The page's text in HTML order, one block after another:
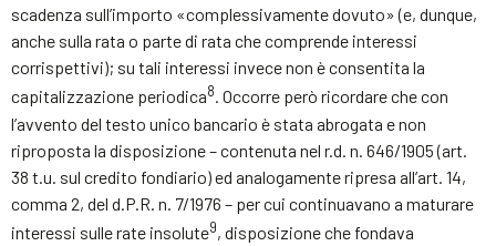
scadenza sull’importo «complessivamente dovuto» (e, dunque,
anche sulla rata o parte di rata che comprende interessi
corrispettivi); su tali interessi invece non è consentita la
capitalizzazione periodica8. Occorre però ricordare che con
l’avvento del testo unico bancario è stata abrogata e non
riproposta la disposizione – contenuta nel r.d. n. 646/1905 (art.
38 t.u. sul credito fondiario) ed analogamente ripresa all’art. 14,
comma 2, del d.P.R. n. 7/1976 – per cui continuavano a maturare
interessi sulle rate insolute9, disposizione che fondava